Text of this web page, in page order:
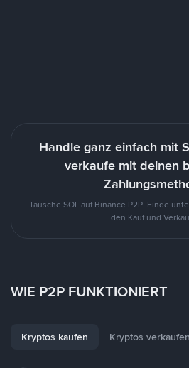
Handle ganz einfach mit
verkaufe mit deinen
Tausche SOL auf Binance P2P. Finde
den Kauf und
WIE P2P FUNKTIONIERT
Kryptos kaufen Kryptos verkaufen